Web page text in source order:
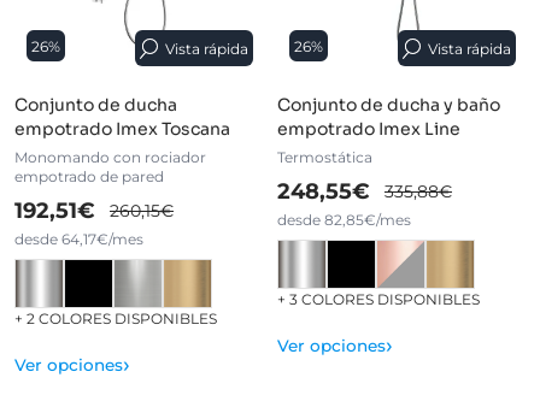
26% Vista rápida
Conjunto de ducha
empotrado Imex Toscana
Monomando con rociador
empotrado de pared
192,51€ 260,15€
desde 64,17€/mes
+ 2 COLORES DISPONIBLES
Ver opciones›
26% Vista rápida
Conjunto de ducha y baño
empotrado Imex Line
Termostática
248,55€ 335,88€
desde 82,85€/mes
+ 3 COLORES DISPONIBLES
Ver opciones›